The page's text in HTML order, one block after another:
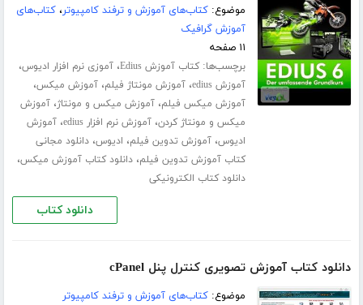
موضوع:کتاب‌های آموزش و ترفند کامپیوتر،کتاب‌های
آموزش گرافیک
۱۱ صفحه
برچسب‌ها:کتاب آموزش Edius ،آموزی نرم افزار ادیوس،
آموزش edius ،آموزش مونتاژ فیلم،آموزش میکس،
آموزش میکس فیلم،آموزش میکس و مونتاژ،آموزش
میکس و مونتاژ کردن،آموزش نرم افزار edius ،آموزش
ادیوس،آموزش تدوین فیلم، ادیوس،دانلود مجانی
کتاب آموزش تدوین فیلم،دانلود کتاب آموزش میکس،
دانلود کتاب الکترونیکی
دانلود کتاب
دانلود کتاب آموزش تصویری کنترل پنل cPanel
موضوع:کتاب‌های آموزش و ترفند کامپیوتر